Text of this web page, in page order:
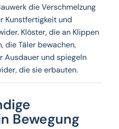
die Verschmelzung
Kunstfertigkeit und
Klöster, die an Klippen
die Täler bewachen,
Ausdauer und spiegeln
die sie erbauten.
Bewegung